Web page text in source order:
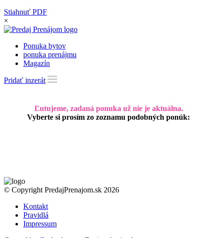
Stiahnuť PDF
×
Ponuka bytov
ponuka prenájmu
Magazín
Pridať inzerát
Ľutujeme, zadaná ponuka už nie je aktuálna.
Vyberte si prosím zo zoznamu podobných ponúk:
© Copyright PredajPrenajom.sk 2026
Kontakt
Pravidlá
Impressum